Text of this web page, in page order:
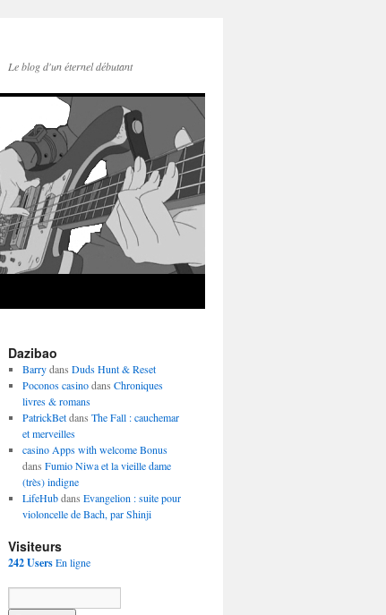
Le blog d'un éternel débutant
Dazibao
Barrydans Duds Hunt & Reset
Poconos casinodans Chroniques
livres & romans
PatrickBetdans The Fall : cauchemar
et merveilles
casino Apps with welcome Bonus
dans Fumio Niwa et la vieille dame
(très) indigne
LifeHubdans Evangelion : suite pour
violoncelle de Bach, par Shinji
Visiteurs
242 UsersEn ligne